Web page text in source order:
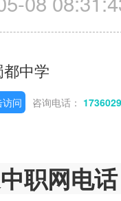
中学
访问 咨询电话：
职网电